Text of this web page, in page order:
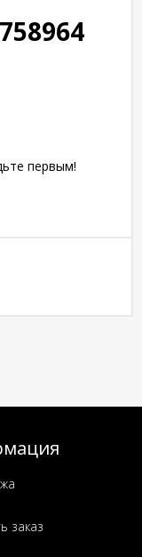
первым!
заказ